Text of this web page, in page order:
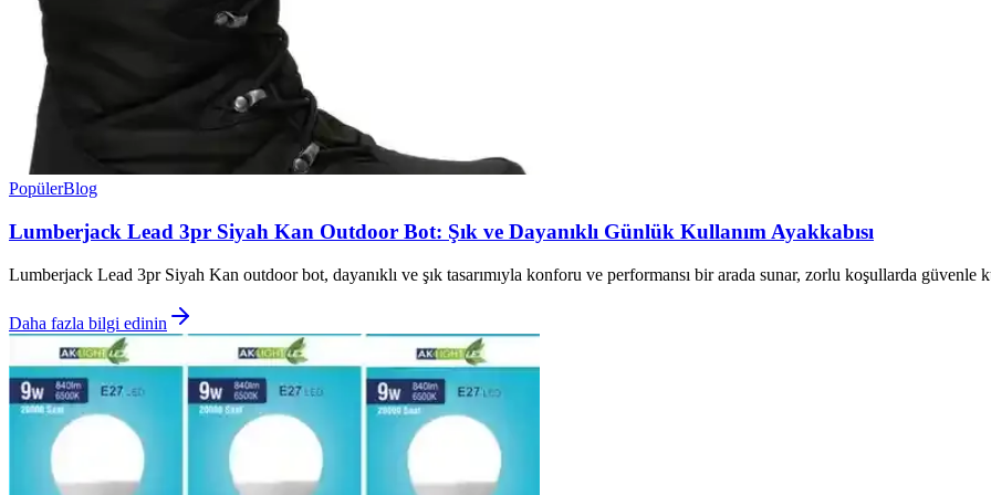
PopülerBlog
Lumberjack Lead 3pr Siyah Kan Outdoor Bot: Şık ve Dayanıklı Günlük Kullanım Ayakkabısı
Lumberjack Lead 3pr Siyah Kan outdoor bot, dayanıklı ve şık tasarımıyla konforu ve performansı bir arada sunar, zorlu koşullarda güvenle
Daha fazla bilgi edinin